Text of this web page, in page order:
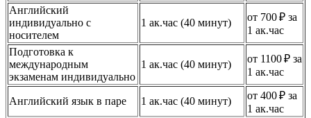
Английский
индивидуально с
носителем
1 ак.час (40 минут)
от 700 ₽ за
1 ак.час
Подготовка к
международным
экзаменам индивидуально
1 ак.час (40 минут)
от 1100 ₽ за
1 ак.час
Английский язык в паре 1 ак.час (40 минут)
от 400 ₽ за
1 ак.час